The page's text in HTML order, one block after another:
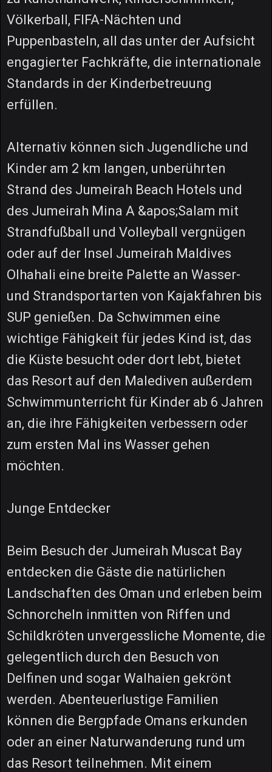
Völkerball, FIFA-Nächten und
Puppenbasteln, all das unter der Aufsicht
engagierter Fachkräfte, die internationale
Standards in der Kinderbetreuung
erfüllen.
Alternativ können sich Jugendliche und
Kinder am 2 km langen, unberührten
Strand des Jumeirah Beach Hotels und
des Jumeirah Mina A &apos;Salam mit
Strandfußball und Volleyball vergnügen
oder auf der Insel Jumeirah Maldives
Olhahali eine breite Palette an Wasser-
und Strandsportarten von Kajakfahren bis
SUP genießen. Da Schwimmen eine
wichtige Fähigkeit für jedes Kind ist, das
die Küste besucht oder dort lebt, bietet
das Resort auf den Malediven außerdem
Schwimmunterricht für Kinder ab 6 Jahren
an, die ihre Fähigkeiten verbessern oder
zum ersten Mal ins Wasser gehen
möchten.
Junge Entdecker
Beim Besuch der Jumeirah Muscat Bay
entdecken die Gäste die natürlichen
Landschaften des Oman und erleben beim
Schnorcheln inmitten von Riffen und
Schildkröten unvergessliche Momente, die
gelegentlich durch den Besuch von
Delfinen und sogar Walhaien gekrönt
werden. Abenteuerlustige Familien
können die Bergpfade Omans erkunden
oder an einer Naturwanderung rund um
das Resort teilnehmen. Mit einem